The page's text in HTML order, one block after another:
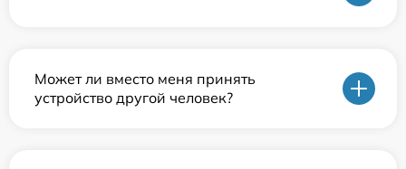
Может ли вместо меня принять
устройство другой человек?